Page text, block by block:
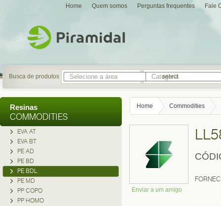
Home Quem somos Perguntas frequentes Fale
Busca de produtos select
Resinas
COMMODITIES
EVA AT
EVA BT
PE AD
PE BD
PE BDL
PE MD
PP COPO
PP HOMO
Home Commodities
Enviar a um amigo